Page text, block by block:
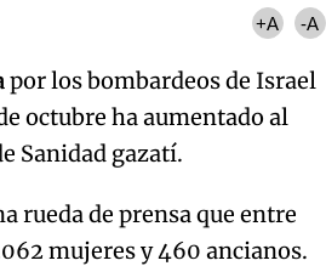
+A -A
por los bombardeos de Israel
octubre ha aumentado al
Sanidad gazatí.
rueda de prensa que entre
mujeres y 460 ancianos.